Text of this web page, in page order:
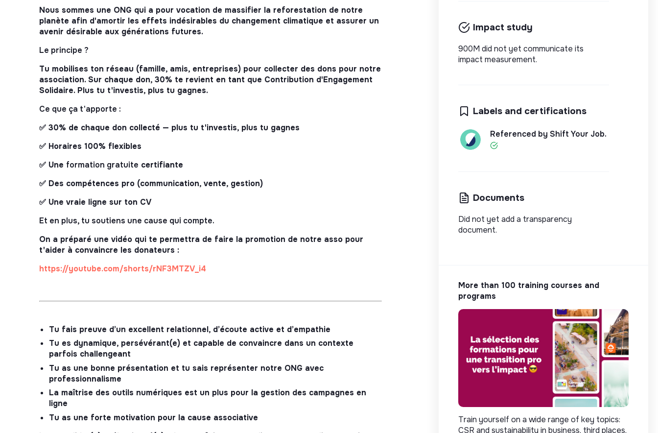
Nous sommes une ONG qui a pour vocation de massifier la reforestation de notre
planète afin d'amortir les effets indésirables du changement climatique et assurer un
avenir désirable aux générations futures.
Le principe ?
Tu mobilises ton réseau (famille, amis, entreprises) pour collecter des dons pour notre
association. Sur chaque don, 30% te revient en tant que Contribution d'Engagement
Solidaire. Plus tu t'investis, plus tu gagnes.
Ce que ça t'apporte :
✅ 30% de chaque don collecté — plus tu t'investis, plus tu gagnes
✅ Horaires 100% flexibles
✅ Une formation gratuite certifiante
✅ Des compétences pro (communication, vente, gestion)
✅ Une vraie ligne sur ton CV
Et en plus, tu soutiens une cause qui compte.
On a préparé une vidéo qui te permettra de faire la promotion de notre asso pour
t'aider à convaincre les donateurs :
https://youtube.com/shorts/rNF3MTZV_i4
Tu fais preuve d’un excellent relationnel, d’écoute active et d’empathie
Tu es dynamique, persévérant(e) et capable de convaincre dans un contexte
parfois challengeant
Tu as une bonne présentation et tu sais représenter notre ONG avec
professionnalisme
La maîtrise des outils numériques est un plus pour la gestion des campagnes en
ligne
Tu as une forte motivation pour la cause associative
Impact study
900M did not yet communicate its
impact measurement.
Labels and certifications
Referenced by Shift Your Job.
Documents
Did not yet add a transparency
document.
More than 100 training courses and
programs
Train yourself on a wide range of key topics:
CSR and sustainability in business, third places,